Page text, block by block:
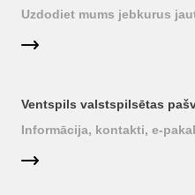
Uzdodiet mums jebkurus
Ventspils valstspilsētas
Informācija, kontakti, e-